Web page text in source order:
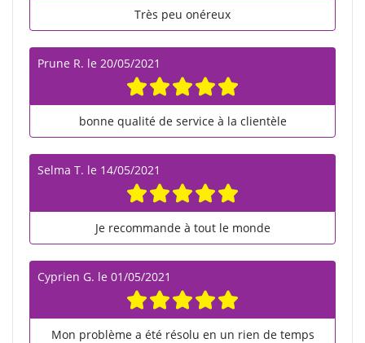
Très peu onéreux
Prune R. le 20/05/2021
bonne qualité de service à la clientèle
Selma T. le 14/05/2021
Je recommande à tout le monde
Cyprien G. le 01/05/2021
Mon problème a été résolu en un rien de temps